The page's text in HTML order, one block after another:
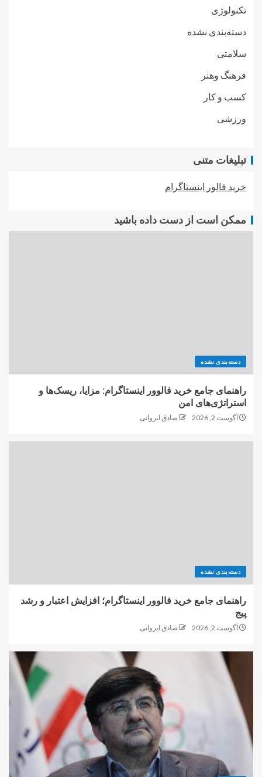
تکنولوژی
دسته‌بندی نشده
سلامتی
فرهنگ وهنر
کسب و کار
ورزشی
تبلیغات متنی
خرید فالور اینستاگرام
ممکن است از دست داده باشید
دسته‌بندی نشده
راهنمای جامع خرید فالوور اینستاگرام: مزایا، ریسک‌ها و
استراتژی‌های امن
آگوست 2, 2026 صادق ایروانی
دسته‌بندی نشده
راهنمای جامع خرید فالوور اینستاگرام؛ افزایش اعتبار و رشد
پیج
آگوست 2, 2026 صادق ایروانی